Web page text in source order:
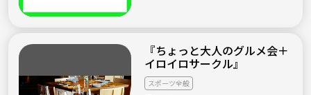
なメンバーを募集しています。 ・スポーツ、
アウトドアが好きな方 ・プライベートを充実
させたい方 ・運動不足を解消したい方 ・スポ
ーツを通じて、社外の人と交流したい方 2016
年12月現在、約70人のメンバーで楽しく活動
『ちょっと大人のグルメ会＋
イロイロサークル』
スポーツ全般